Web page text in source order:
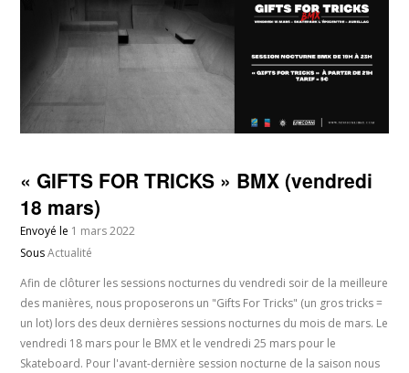
« GIFTS FOR TRICKS » BMX (vendredi
18 mars)
Envoyé le 1 mars 2022
SousActualité
Afin de clôturer les sessions nocturnes du vendredi soir de la meilleure
des manières, nous proposerons un "Gifts For Tricks" (un gros tricks =
un lot) lors des deux dernières sessions nocturnes du mois de mars. Le
vendredi 18 mars pour le BMX et le vendredi 25 mars pour le
Skateboard. Pour l'avant-dernière session nocturne de la saison nous